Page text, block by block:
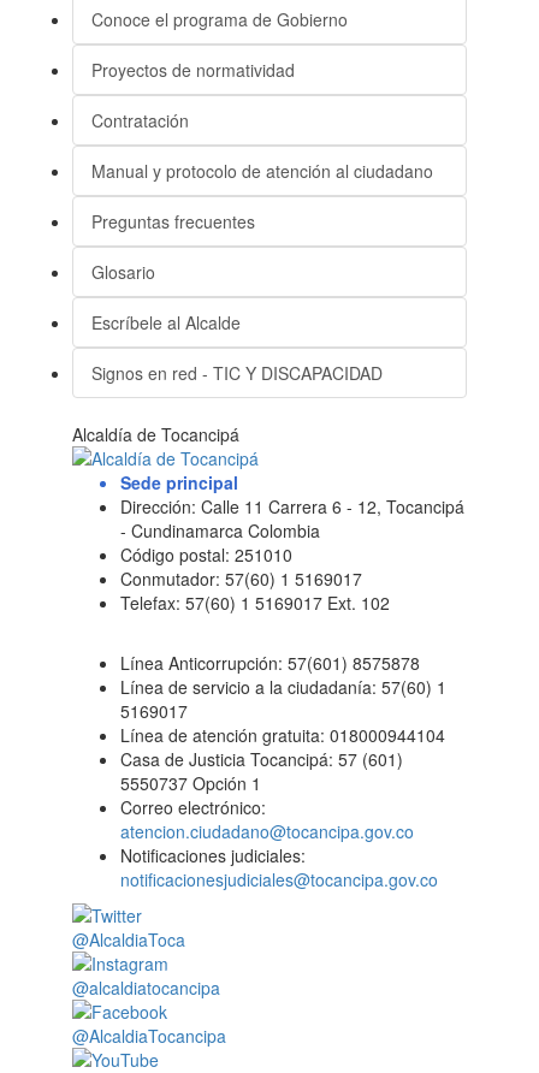
Conoce el programa de Gobierno
Proyectos de normatividad
Contratación
Manual y protocolo de atención al ciudadano
Preguntas frecuentes
Glosario
Escríbele al Alcalde
Signos en red - TIC Y DISCAPACIDAD
Alcaldía de Tocancipá
Sede principal
Dirección: Calle 11 Carrera 6 - 12, Tocancipá
- Cundinamarca Colombia
Código postal: 251010
Conmutador: 57(60) 1 5169017
Telefax: 57(60) 1 5169017 Ext. 102
Línea Anticorrupción: 57(601) 8575878
Línea de servicio a la ciudadanía: 57(60) 1
5169017
Línea de atención gratuita: 018000944104
Casa de Justicia Tocancipá: 57 (601)
5550737 Opción 1
Correo electrónico:
atencion.ciudadano@tocancipa.gov.co
Notificaciones judiciales:
notificacionesjudiciales@tocancipa.gov.co
@AlcaldiaToca
@alcaldiatocancipa
@AlcaldiaTocancipa